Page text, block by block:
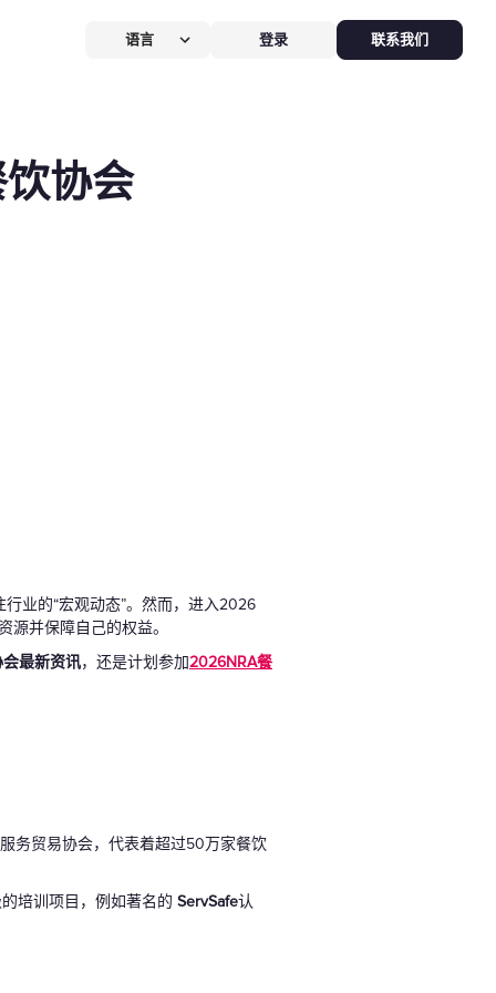
硬件全免，价值
换机零成本，AI POS+接单设备
语言 登录 联系我们
协会
业的“宏观动态”。然而，进入2026
并保障自己的权益。
最新资讯，还是计划参加2026NRA餐
务贸易协会，代表着超过50万家餐饮
培训项目，例如著名的 ServSafe认